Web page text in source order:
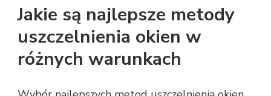
Jakie są najlepsze metody
uszczelnienia okien w
różnych warunkach